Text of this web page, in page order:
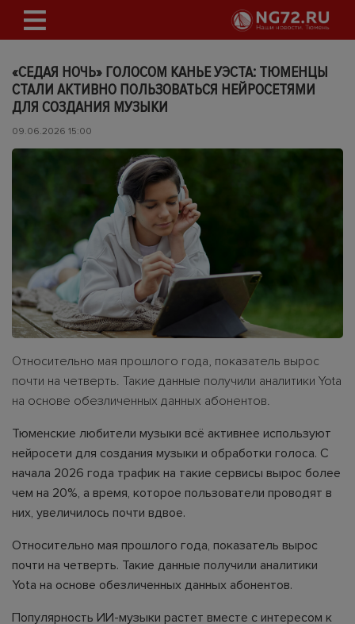
«СЕДАЯ НОЧЬ» ГОЛОСОМ КАНЬЕ УЭСТА: ТЮМЕНЦЫ
СТАЛИ АКТИВНО ПОЛЬЗОВАТЬСЯ НЕЙРОСЕТЯМИ
ДЛЯ СОЗДАНИЯ МУЗЫКИ
09.06.2026 15:00
Относительно мая прошлого года, показатель вырос
почти на четверть. Такие данные получили аналитики Yota
на основе обезличенных данных абонентов.
Тюменские любители музыки всё активнее используют
нейросети для создания музыки и обработки голоса. С
начала 2026 года трафик на такие сервисы вырос более
чем на 20%, а время, которое пользователи проводят в
них, увеличилось почти вдвое.
Относительно мая прошлого года, показатель вырос
почти на четверть. Такие данные получили аналитики
Yota на основе обезличенных данных абонентов.
Популярность ИИ-музыки растет вместе с интересом к